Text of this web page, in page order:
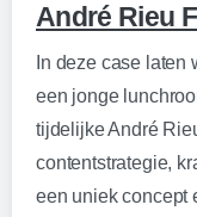
André Rieu
In deze case laten
een jonge
tijdelijke André
contentstrategie,
een uniek concept